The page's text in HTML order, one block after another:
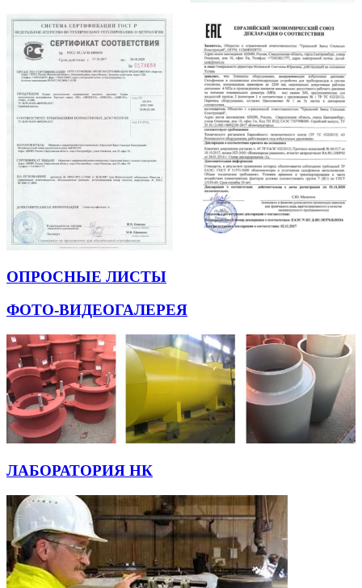
ОПРОСНЫЕ ЛИСТЫ
ФОТО-ВИДЕОГАЛЕРЕЯ
ЛАБОРАТОРИЯ НК